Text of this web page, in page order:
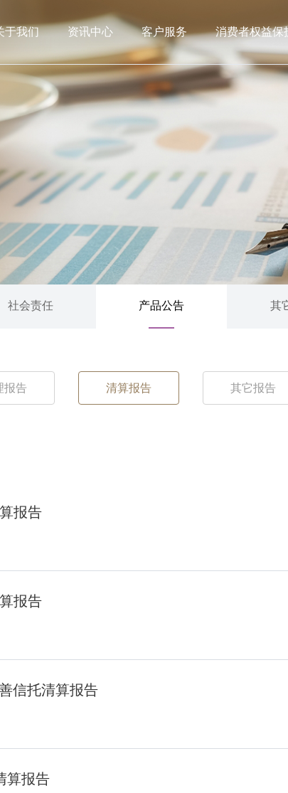
于我们 资讯中心 客户服务 消费者权益保
社会责任 产品公告 其
报告 清算报告 其它报告
报告
报告
信托清算报告
算报告